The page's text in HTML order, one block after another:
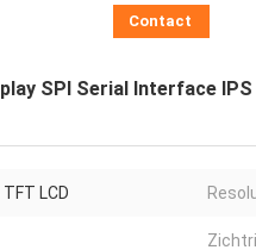
Contact
SPI Serial Interface
LCD